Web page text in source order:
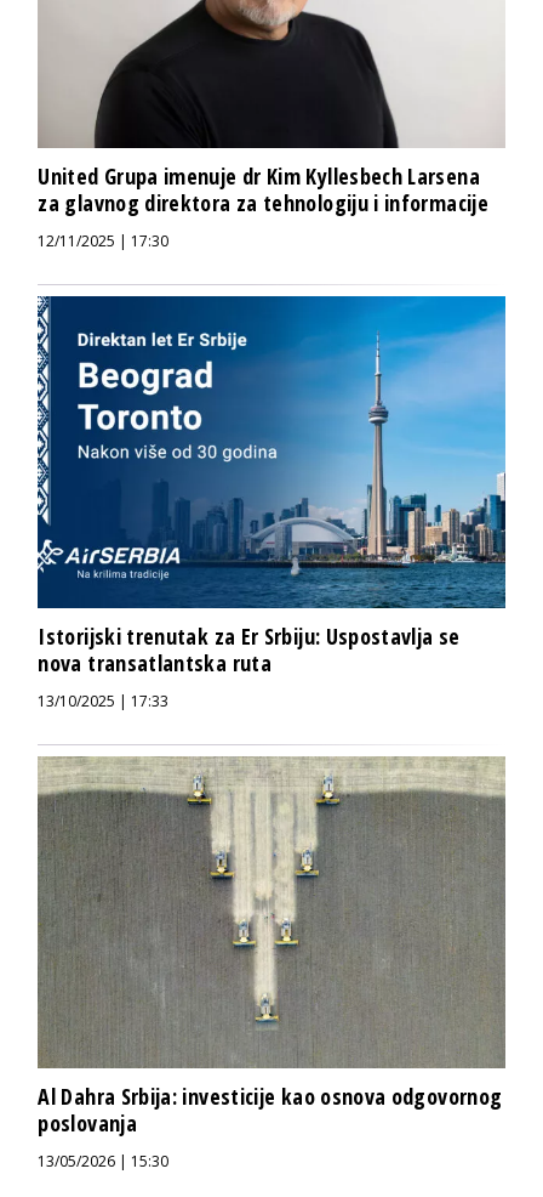
United Grupa imenuje dr Kim Kyllesbech Larsena
za glavnog direktora za tehnologiju i informacije
12/11/2025 | 17:30
Istorijski trenutak za Er Srbiju: Uspostavlja se
nova transatlantska ruta
13/10/2025 | 17:33
Al Dahra Srbija: investicije kao osnova odgovornog
poslovanja
13/05/2026 | 15:30